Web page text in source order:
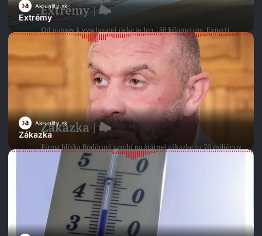
Aktuality.sk
Extrémy
Aktuality.sk
Zákazka